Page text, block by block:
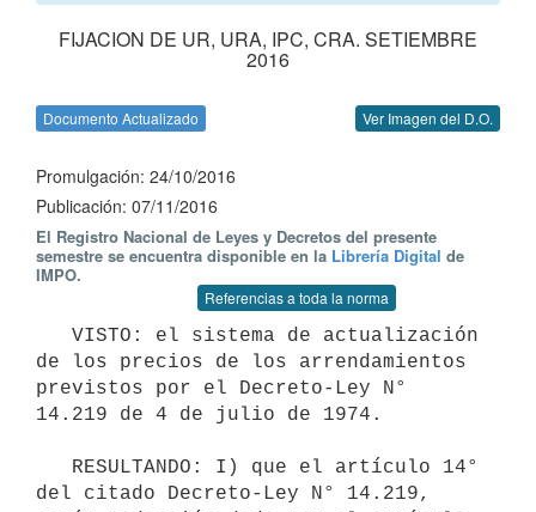
FIJACION DE UR, URA, IPC, CRA. SETIEMBRE
2016
Documento Actualizado Ver Imagen del D.O.
Promulgación: 24/10/2016
Publicación: 07/11/2016
El Registro Nacional de Leyes y Decretos del presente
semestre se encuentra disponible en la Librería Digital de
IMPO.
Referencias a toda la norma
de los precios de los arrendamientos
previstos por el Decreto-Ley N°
14.219 de 4 de julio de 1974.
del citado Decreto-Ley N° 14.219,